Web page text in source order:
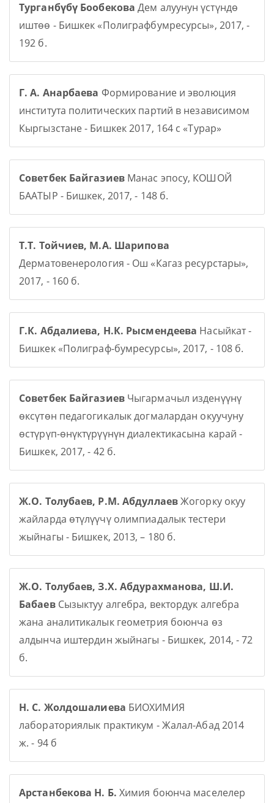
Турганбүбү Бообекова Дем алуунун үстүндө
иштөө - Бишкек «Полиграфбумресурсы», 2017, -
192 б.
Г. А. Анарбаева Формирование и эволюция
института политических партий в независимом
Кыргызстане - Бишкек 2017, 164 с «Турар»
Советбек БайгазиевМанас эпосу, КОШОЙ
БААТЫР - Бишкек, 2017, - 148 б.
Т.Т. Тойчиев, М.А. Шарипова
Дерматовенерология - Ош «Кагаз ресурстары»,
2017, - 160 б.
Г.К. Абдалиева, Н.К. Рысмендеева Насыйкат -
Бишкек «Полиграф-бумресурсы», 2017, - 108 б.
Советбек БайгазиевЧыгармачыл изденүүнү
өксүтөн педагогикалык догмалардан окуучуну
өстүрүп-өнүктүрүүнүн диалектикасына карай -
Бишкек, 2017, - 42 б.
Ж.О. Толубаев, Р.М. АбдуллаевЖогорку окуу
жайларда өтүлүүчү олимпиадалык тестери
жыйнагы - Бишкек, 2013, – 180 б.
Ж.О. Толубаев, З.Х. Абдурахманова, Ш.И.
БабаевСызыктуу алгебра, вектордук алгебра
жана аналитикалык геометрия боюнча өз
алдынча иштердин жыйнагы - Бишкек, 2014, - 72
б.
Н. С. Жолдошалиева БИОХИМИЯ
лабораториялык практикум - Жалал-Абад 2014
ж. - 94 б
Арстанбекова Н. Б. Химия боюнча маселелер